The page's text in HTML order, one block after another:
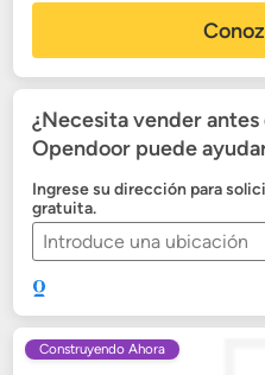
¿Necesita vender
Opendoor puede
Ingrese su dirección para
gratuita.
Construyendo Ahora